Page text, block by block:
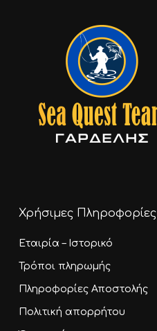
Χρήσιμες Πληροφορίες
Εταιρία – Ιστορικό
Τρόποι πληρωμής
Πληροφορίες Αποστολής
Πολιτική απορρήτου